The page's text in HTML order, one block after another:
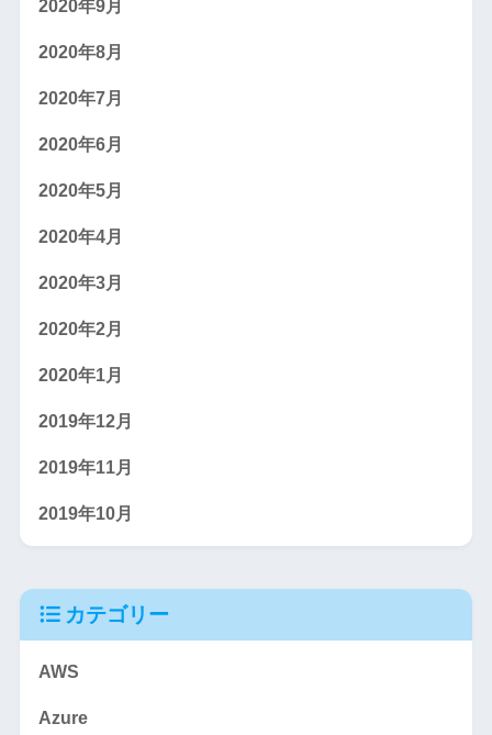
2020年9月
2020年8月
2020年7月
2020年6月
2020年5月
2020年4月
2020年3月
2020年2月
2020年1月
2019年12月
2019年11月
2019年10月
カテゴリー
AWS
Azure